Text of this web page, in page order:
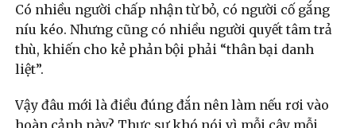
Có nhiều người chấp nhận từ bỏ, có người cố gắng
níu kéo. Nhưng cũng có nhiều người quyết tâm trả
thù, khiến cho kẻ phản bội phải “thân bại danh
liệt”.
Vậy đâu mới là điều đúng đắn nên làm nếu rơi vào
hoàn cảnh này? Thực sự khó nói vì mỗi cây mỗi